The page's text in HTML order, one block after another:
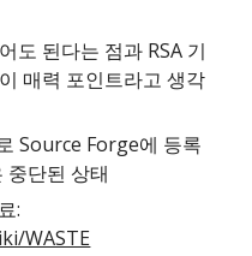
도 된다는 점과 RSA 기
매력 포인트라고 생각
Source Forge에 등록
중단된 상태
WASTE